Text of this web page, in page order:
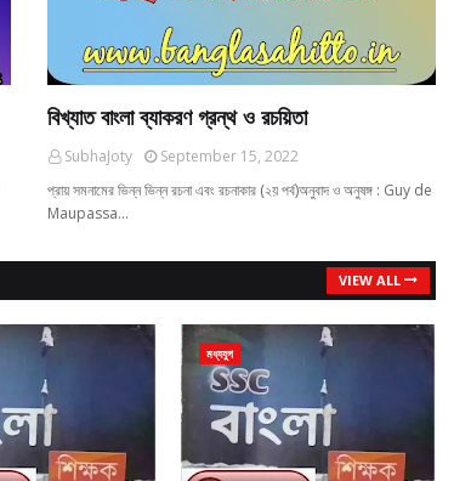
বিখ্যাত বাংলা ব্যাকরণ গ্রন্থ ও রচয়িতা
SubhaJoty
September 15, 2022
প্রায় সমনামের ভিন্ন ভিন্ন রচনা এবং রচনাকার (২য় পর্ব)অনুবাদ ও অনুষঙ্গ : Guy de
Maupassa…
VIEW ALL
মধ্যযুগ